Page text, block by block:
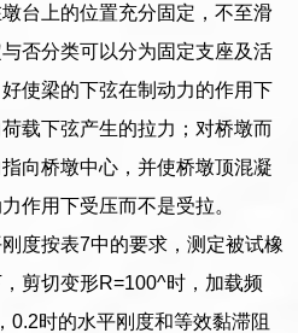
台上的位置充分固定，不至滑
否分类可以分为固定支座及活
使梁的下弦在制动力的作用下
载下弦产生的拉力；对桥墩而
向桥墩中心，并使桥墩顶混凝
作用下受压而不是受拉。
度按表7中的要求，测定被试橡
剪切变形R=100^时，加载频
0.2时的水平刚度和等效黏滞阻